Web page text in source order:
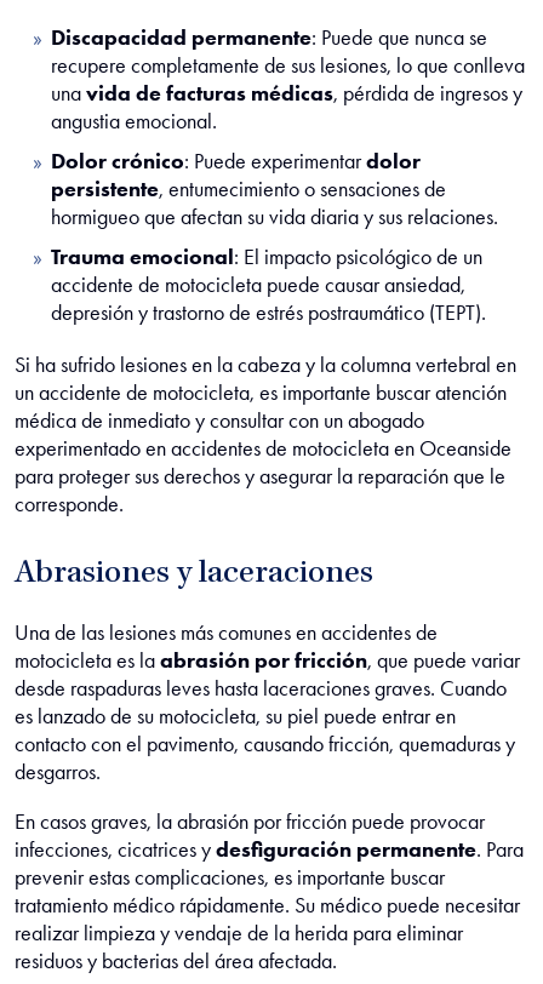
Discapacidad permanente: Puede que nunca se
recupere completamente de sus lesiones, lo que conlleva
unavida de facturas médicas, pérdida de ingresos y
angustia emocional.
Dolor crónico: Puede experimentardolor
persistente, entumecimiento o sensaciones de
hormigueo que afectan su vida diaria y sus relaciones.
Trauma emocional: El impacto psicológico de un
accidente de motocicleta puede causar ansiedad,
depresión y trastorno de estrés postraumático (TEPT).
Si ha sufrido lesiones en la cabeza y la columna vertebral en
un accidente de motocicleta, es importante buscar atención
médica de inmediato y consultar con un abogado
experimentado en accidentes de motocicleta en Oceanside
para proteger sus derechos y asegurar la reparación que le
corresponde.
Abrasiones y laceraciones
Una de las lesiones más comunes en accidentes de
motocicleta es laabrasión por fricción, que puede variar
desde raspaduras leves hasta laceraciones graves. Cuando
es lanzado de su motocicleta, su piel puede entrar en
contacto con el pavimento, causando fricción, quemaduras y
desgarros.
En casos graves, la abrasión por fricción puede provocar
infecciones, cicatrices ydesfiguración permanente. Para
prevenir estas complicaciones, es importante buscar
tratamiento médico rápidamente. Su médico puede necesitar
realizar limpieza y vendaje de la herida para eliminar
residuos y bacterias del área afectada.